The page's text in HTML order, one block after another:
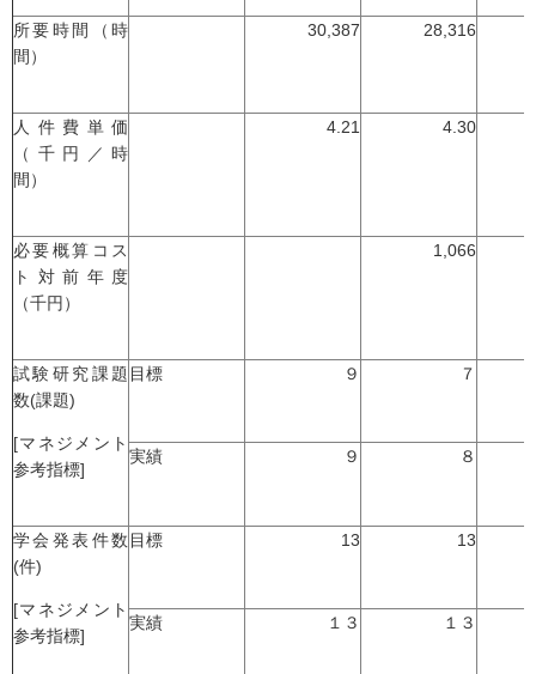
所要時間（時
間）
30,387 28,316
人件費単価
（千円／時
間）
4.21 4.30
必要概算コス
ト対前年度
（千円）
1,066
試験研究課題
数(課題)
[マネジメント
参考指標]
目標 ９ ７
実績 ９ ８
学会発表件数
(件)
[マネジメント
参考指標]
目標 13 13
実績 １３ １３